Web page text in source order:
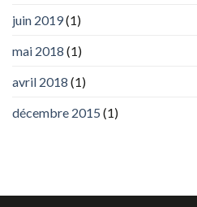
juin 2019(1)
mai 2018 (1)
avril 2018 (1)
décembre 2015 (1)